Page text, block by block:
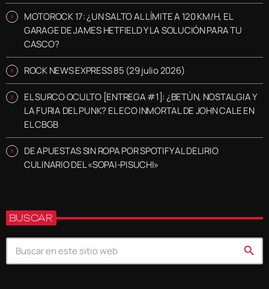
MOTOROCK 17: ¿UN SALTO AL LÍMITE A 120 KM/H, EL
GARAGE DE JAMES HETFIELD Y LA SOLUCIÓN PARA TU
CASCO?
ROCK NEWS EXPRESS 85 (29 julio 2026)
EL SURCO OCULTO [ENTREGA #1]: ¿BETÚN, NOSTALGIA Y
LA FURIA DEL PUNK? EL ECO INMORTAL DE JOHN CALE EN
EL CBGB
DE APUESTAS SIN ROPA POR SPOTIFY AL DELIRIO
CULINARIO DEL «SOPAI-PISUCHI»
BUSCAR
search